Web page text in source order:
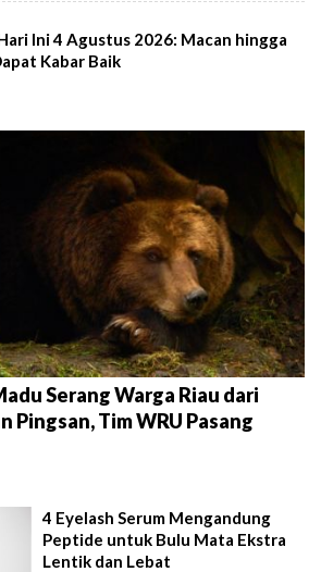
Ini 4 Agustus 2026: Macan hingga
Kabar Baik
Serang Warga Riau dari
Pingsan, Tim WRU Pasang
4 Eyelash Serum Mengandung
Peptide untuk Bulu Mata Ekstra
Lentik dan Lebat